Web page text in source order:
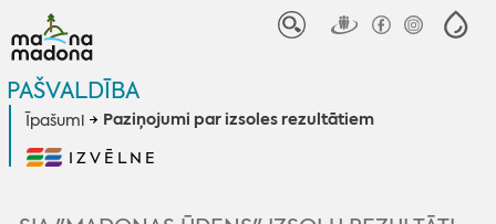
PAŠVALDĪBA
Īpašumi Paziņojumi par izsoles rezultātiem
IZVĒLNE